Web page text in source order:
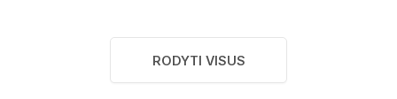
RODYTI VISUS